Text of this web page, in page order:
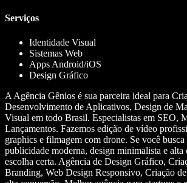
Serviços
Identidade Visual
Sistemas Web
Apps Android/iOS
Design Gráfico
A Agência Gênios é sua parceira ideal para
Desenvolvimento de Aplicativos, Design de
Visual em todo Brasil. Especialistas em SEO,
Lançamentos. Fazemos edição de vídeo
graphics e filmagem com drone. Se você busca
publicidade moderna, design minimalista e alta
escolha certa. Agência de Design Gráfico,
Branding, Web Design Responsivo, Criação